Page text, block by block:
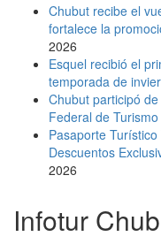
Chubut recibe el
fortalece la
2026
Esquel recibió el
temporada de
Chubut participó
Federal de Turismo
Pasaporte
Descuentos
2026
Infotur